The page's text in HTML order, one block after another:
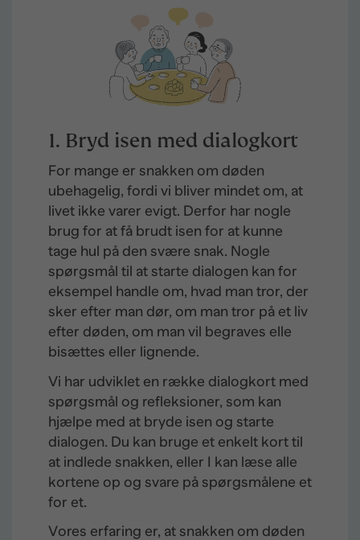
1. Bryd isen med dialogkort
For mange er snakken om døden
ubehagelig, fordi vi bliver mindet om, at
livet ikke varer evigt. Derfor har nogle
brug for at få brudt isen for at kunne
tage hul på den svære snak. Nogle
spørgsmål til at starte dialogen kan for
eksempel handle om, hvad man tror, der
sker efter man dør, om man tror på et liv
efter døden, om man vil begraves elle
bisættes eller lignende.
Vi har udviklet en række dialogkort med
spørgsmål og refleksioner, som kan
hjælpe med at bryde isen og starte
dialogen. Du kan bruge et enkelt kort til
at indlede snakken, eller I kan læse alle
kortene op og svare på spørgsmålene et
for et.
Vores erfaring er, at snakken om døden